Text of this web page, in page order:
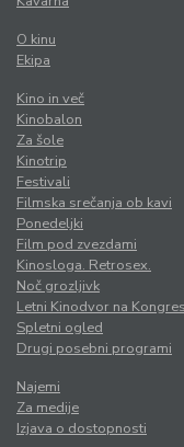
O kinu
Ekipa
Kino in več
Kinobalon
Za šole
Kinotrip
Festivali
Filmska srečanja ob kavi
Ponedeljki
Film pod zvezdami
Kinosloga. Retrosex.
Noč grozljivk
Letni Kinodvor na
Spletni ogled
Drugi posebni programi
Najemi
Za medije
Izjava o dostopnosti